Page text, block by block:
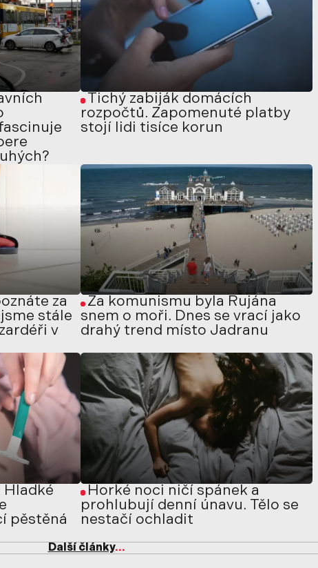
Tichý zabiják domácích
rozpočtů. Zapomenuté platby
stojí lidi tisíce korun
za
stále
v
Za komunismu byla Rujána
snem o moři. Dnes se vrací jako
drahý trend místo Jadranu
Hladké
pěstěná
Horké noci ničí spánek a
prohlubují denní únavu. Tělo se
nestačí ochladit
Další články...